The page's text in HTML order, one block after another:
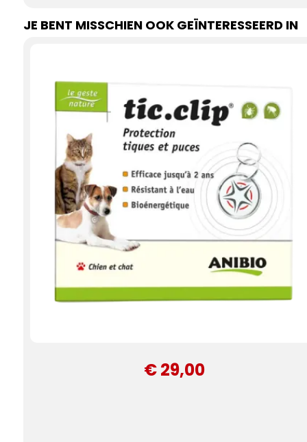
JE BENT MISSCHIEN OOK GEÏNTERESSEERD IN
€ 29,00